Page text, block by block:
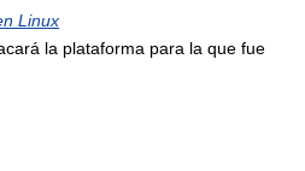
Linux
la plataforma para la que fue